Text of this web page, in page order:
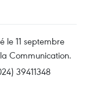
le 11 septembre
Communication.
39411348